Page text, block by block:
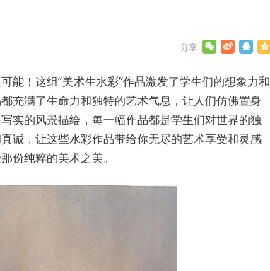
能！这组“美术生水彩”作品激发了学生们的想象力和
充满了生命力和独特的艺术气息，让人们仿佛置身
实的风景描绘，每一幅作品都是学生们对世界的独
诚，让这些水彩作品带给你无尽的艺术享受和灵感
份纯粹的美术之美。